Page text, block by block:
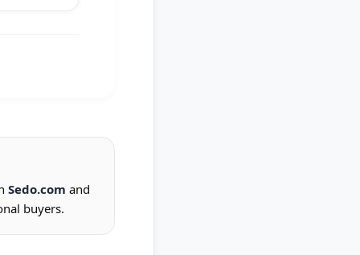
Sedo.com and
buyers.